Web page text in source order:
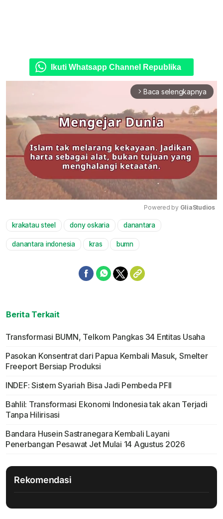
Ikuti Whatsapp Channel Republika
arrow_forward_ios Baca selengkapnya
Powered by GliaStudios
krakatau steel dony oskaria danantara
danantara indonesia kras bumn
Berita Terkait
Transformasi BUMN, Telkom Pangkas 34 Entitas Usaha
Pasokan Konsentrat dari Papua Kembali Masuk, Smelter
Freeport Bersiap Produksi
INDEF: Sistem Syariah Bisa Jadi Pembeda PFII
Bahlil: Transformasi Ekonomi Indonesia tak akan Terjadi
Tanpa Hilirisasi
Bandara Husein Sastranegara Kembali Layani
Penerbangan Pesawat Jet Mulai 14 Agustus 2026
Rekomendasi